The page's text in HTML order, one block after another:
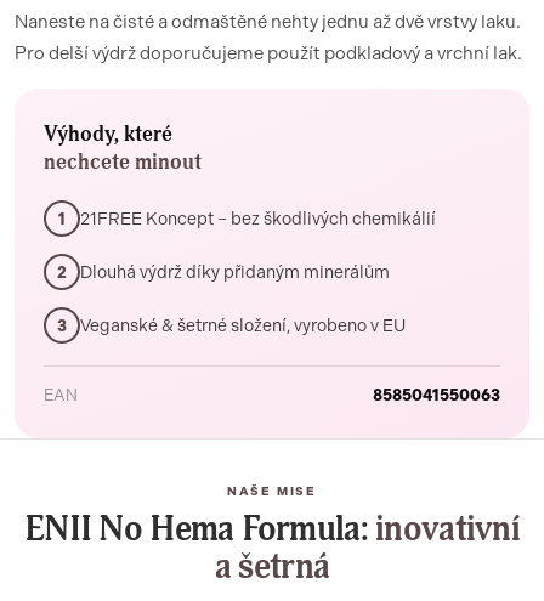
Naneste na čisté a odmaštěné nehty jednu až dvě vrstvy laku.
Pro delší výdrž doporučujeme použít podkladový a vrchní lak.
Výhody, které
nechcete minout
1 21FREE Koncept – bez škodlivých chemikálií
2 Dlouhá výdrž díky přidaným minerálům
3 Veganské & šetrné složení, vyrobeno v EU
EAN 8585041550063
NAŠE MISE
ENII No Hema Formula:inovativní
a šetrná